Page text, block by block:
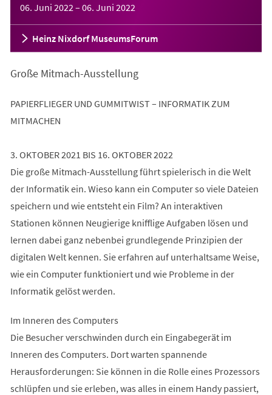
06. Juni 2022 – 06. Juni 2022
Heinz Nixdorf MuseumsForum
Große Mitmach-Ausstellung
PAPIERFLIEGER UND GUMMITWIST – INFORMATIK ZUM
MITMACHEN
3. OKTOBER 2021 BIS 16. OKTOBER 2022
Die große Mitmach-Ausstellung führt spielerisch in die Welt
der Informatik ein. Wieso kann ein Computer so viele Dateien
speichern und wie entsteht ein Film? An interaktiven
Stationen können Neugierige knifflige Aufgaben lösen und
lernen dabei ganz nebenbei grundlegende Prinzipien der
digitalen Welt kennen. Sie erfahren auf unterhaltsame Weise,
wie ein Computer funktioniert und wie Probleme in der
Informatik gelöst werden.
Im Inneren des Computers
Die Besucher verschwinden durch ein Eingabegerät im
Inneren des Computers. Dort warten spannende
Herausforderungen: Sie können in die Rolle eines Prozessors
schlüpfen und sie erleben, was alles in einem Handy passiert,